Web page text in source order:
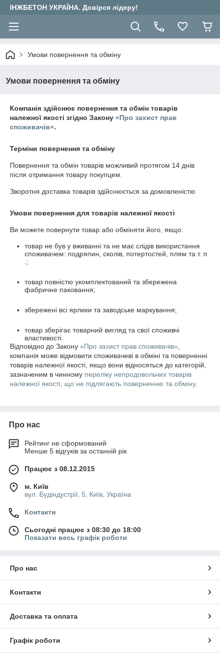
ІНЖБЕТОН УКРАЇНА. Довірся лідеру!
Умови повернення та обміну
Умови повернення та обміну
Компанія здійснює повернення та обмін товарів
належної якості згідно Закону «Про захист прав
споживачів».
Терміни повернення та обміну
Повернення та обмін товарів можливий протягом 14 днів
після отримання товару покупцем.
Зворотня доставка товарів здійснюється за домовленістю
Умови повернення для товарів належної якості
Ви можете повернути товар або обміняти його, якщо:
товар не був у вживанні та не має слідів використання
споживачем: подряпин, сколів, потертостей, плям та т. п
.;
товар повністю укомплектований та збережена
фабричне паковання;
збережені всі ярлики та заводське маркування;
товар зберігає товарний вигляд та свої споживчі
властивості.
Відповідно до Закону «Про захист прав споживачів»
компанія може відмовити споживачеві в обміні та поверненні
товарів належної якості, якщо вони відносяться до категорій,
зазначеним в чинному переліку непродовольчих товарів
належної якості, що не підлягають поверненню та обміну.
Про нас
Рейтинг не сформований
Менше 5 відгуків за останній рік
Працює з 08.12.2015
м. Київ
вул. Будіндустрії, 5, Київ, Україна
Контакти
Сьогодні працює з 08:30 до 18:00
Показати весь графік роботи
Про нас
Контакти
Доставка та оплата
Графік роботи